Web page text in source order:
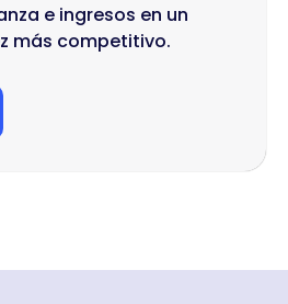
e ingresos en un
más competitivo.